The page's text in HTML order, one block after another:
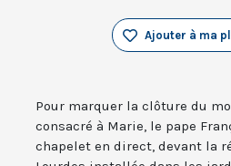
Ajouter à ma
Pour marquer la clôture du
consacré à Marie, le pape
chapelet en direct, devant la